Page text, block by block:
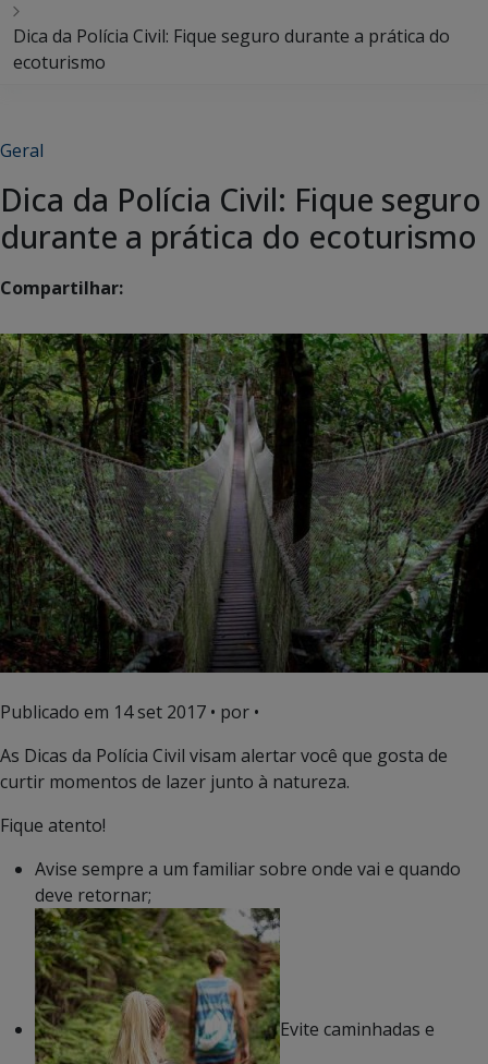
Dica da Polícia Civil: Fique seguro durante a prática do
ecoturismo
Geral
Dica da Polícia Civil: Fique seguro
durante a prática do ecoturismo
Compartilhar:
Publicado em 14 set 2017 • por •
As Dicas da Polícia Civil visam alertar você que gosta de
curtir momentos de lazer junto à natureza.
Fique atento!
Avise sempre a um familiar sobre onde vai e quando
deve retornar;
Evite caminhadas e